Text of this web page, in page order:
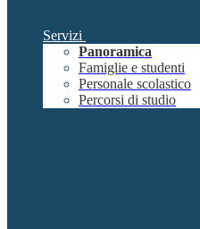
Servizi
Panoramica
Famiglie e studenti
Personale scolastico
Percorsi di studio